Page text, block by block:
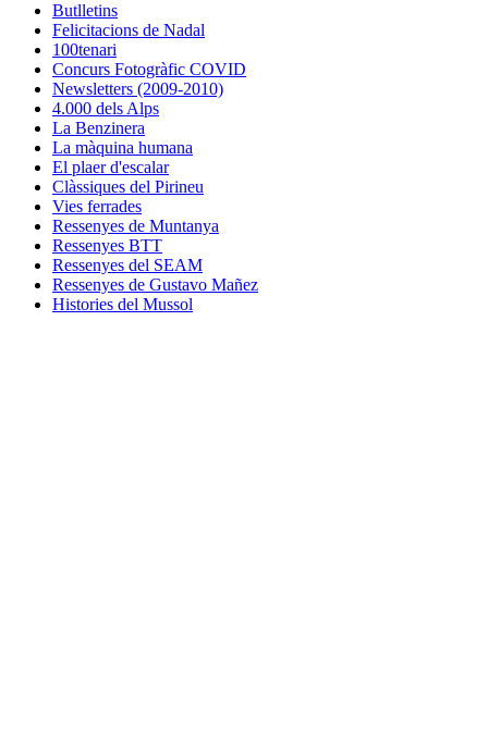
Butlletins
Felicitacions de Nadal
100tenari
Concurs Fotogràfic COVID
Newsletters (2009-2010)
4.000 dels Alps
La Benzinera
La màquina humana
El plaer d'escalar
Clàssiques del Pirineu
Vies ferrades
Ressenyes de Muntanya
Ressenyes BTT
Ressenyes del SEAM
Ressenyes de Gustavo Mañez
Histories del Mussol